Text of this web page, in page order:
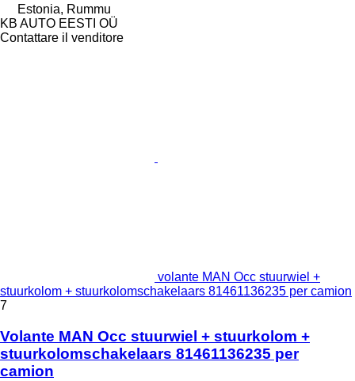
Estonia, Rummu
KB AUTO EESTI OÜ
Contattare il venditore
volante MAN Occ stuurwiel +
stuurkolom + stuurkolomschakelaars 81461136235 per camion
7
Volante MAN Occ stuurwiel + stuurkolom +
stuurkolomschakelaars 81461136235 per
camion